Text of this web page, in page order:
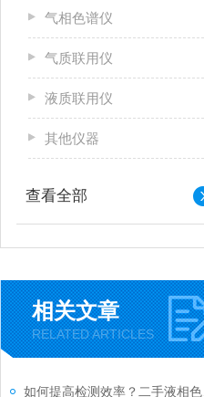
气相色谱仪
气质联用仪
液质联用仪
其他仪器
查看全部
相关文章
RELATED ARTICLES